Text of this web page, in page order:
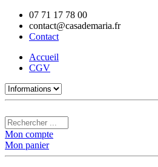
07 71 17 78 00
contact@casademaria.fr
Contact
Accueil
CGV
Mon compte
Mon panier